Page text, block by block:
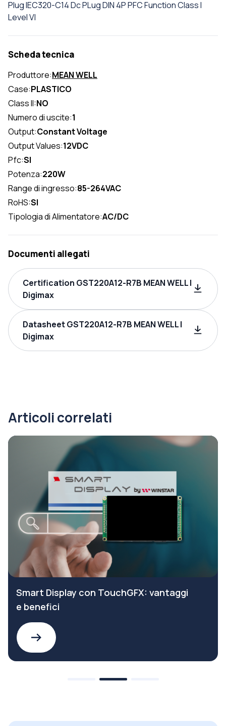
Plug IEC320-C14 Dc PLug DIN 4P PFC Function Class I
Level VI
Scheda tecnica
Produttore:MEAN WELL
Case:PLASTICO
Class II:NO
Numero di uscite:1
Output:Constant Voltage
Output Values:12VDC
Pfc:SI
Potenza:220W
Range di ingresso:85-264VAC
RoHS:SI
Tipologia di Alimentatore:AC/DC
Documenti allegati
Certification GST220A12-R7B MEAN WELL |
Digimax
Datasheet GST220A12-R7B MEAN WELL |
Digimax
Articoli correlati
Smart Display con TouchGFX: vantaggi
e benefici